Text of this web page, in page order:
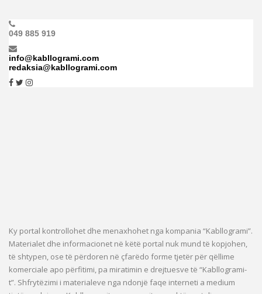
049 885 919
info@kabllogrami.com
redaksia@kabllogrami.com
Ky portal kontrollohet dhe menaxhohet nga kompania “Kabllogrami”.
Materialet dhe informacionet në këtë portal nuk mund të kopjohen,
të shtypen, ose të përdoren në çfarëdo forme tjetër për qëllime
komerciale apo përfitimi, pa miratimin e drejtuesve të “Kabllogrami-
t”. Shfrytëzimi i materialeve nga ndonjë faqe interneti a medium